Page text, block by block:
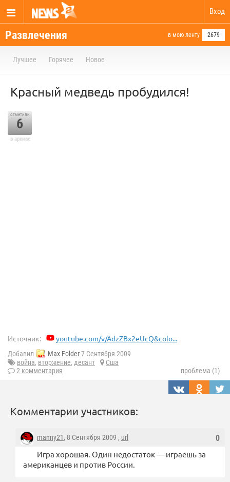
Вход
Развлечения в мою ленту 2679
Лучшее Горячее Новое
Красный медведь пробудился!
отметили
6
в архиве
Источник: youtube.com/v/AdzZBx2eUcQ&colo...
Добавил Max Folder7 Сентября 2009
война, вторжение, десант
Сша
2 комментария
проблема (1)
Комментарии участников:
0
manny21, 8 Сентября 2009 , url
Игра хорошая. Один недостаток — играешь за
американцев и против России.